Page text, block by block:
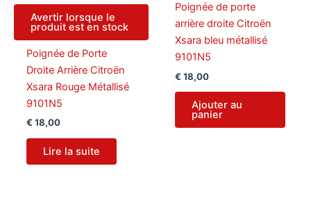
Avertir lorsque le
produit est en stock
Poignée de Porte
Droite Arrière Citroën
Xsara Rouge Métallisé
9101N5
€ 18,00
Lire la suite
Poignée de porte
arrière droite Citroën
Xsara bleu métallisé
9101N5
€ 18,00
Ajouter au
panier